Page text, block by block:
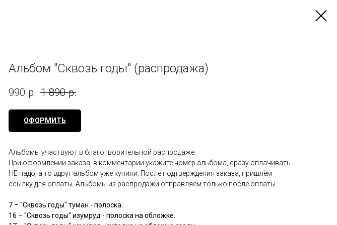
Альбом "Сквозь годы" (распродажа)
990 р. 1 890 р.
ОФОРМИТЬ
Альбомы участвуют в благотворительной распродаже.
При оформлении заказа, в комментарии укажите номер альбома, сразу оплачивать
НЕ надо, а то вдруг альбом уже купили. После подтверждения заказа, пришлём
ссылку для оплаты. Альбомы из распродажи отправляем только после оплаты.
7 – "Сквозь годы" туман - полоска.
16 – "Сквозь годы" изумруд - полоска на обложке.